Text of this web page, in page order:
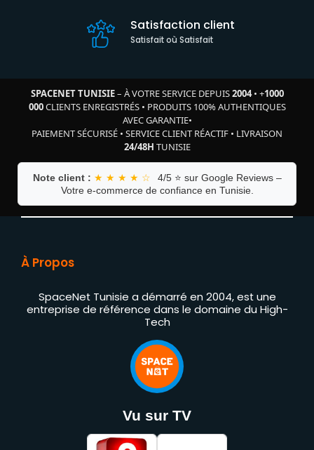
Satisfaction client
Satisfait où Satisfait
SPACENET TUNISIE– À VOTRE SERVICE DEPUIS2004• +1000
000CLIENTS ENREGISTRÉS• PRODUITS 100% AUTHENTIQUES
AVEC GARANTIE•
PAIEMENT SÉCURISÉ • SERVICE CLIENT RÉACTIF • LIVRAISON
24/48H TUNISIE
Note client : ★ ★ ★ ★ ☆
4/5 ⭐ sur Google Reviews –
Votre e-commerce de confiance en Tunisie.
À Propos
SpaceNet Tunisie a démarré en 2004, est une
entreprise de référence dans le domaine du High-
Tech
Vu sur TV